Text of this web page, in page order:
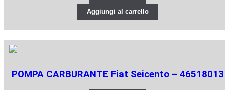
Aggiungi al carrello
POMPA CARBURANTE Fiat Seicento – 46518013